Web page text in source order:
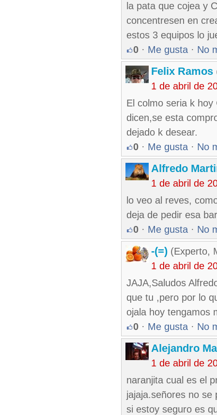
la pata que cojea y
concentresen en
estos 3 equipos lo
0 · Me gusta · No
Felix Ramos
1 de abril de
El colmo seria k
dicen,se esta
dejado k desear.
0 · Me gusta · No
Alfredo
1 de abril de
lo veo al reves,
deja de pedir esa
0 · Me gusta · No
-(=) (Experto,
1 de abril de
JAJA,Saludos
que tu ,pero por lo
ojala hoy tengamos
0 · Me gusta · No
Alejandro
1 de abril de
naranjita cual es el
jajaja.señores no se
si estoy seguro es